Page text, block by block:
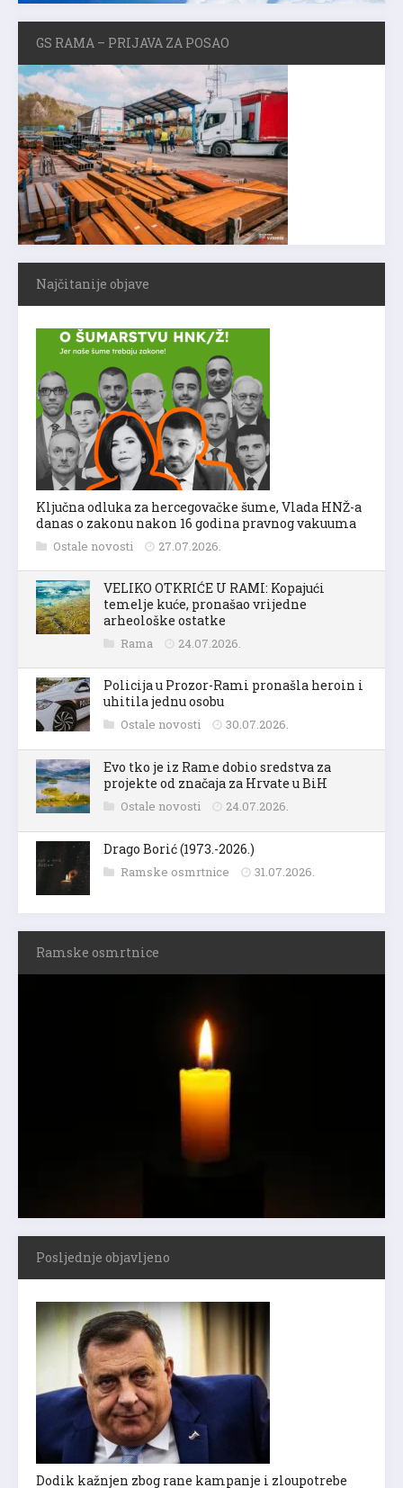
GS RAMA – PRIJAVA ZA POSAO
Najčitanije objave
Ključna odluka za hercegovačke šume, Vlada HNŽ-a
danas o zakonu nakon 16 godina pravnog vakuuma
Ostale novosti 27.07.2026.
VELIKO OTKRIĆE U RAMI: Kopajući
temelje kuće, pronašao vrijedne
arheološke ostatke
Rama 24.07.2026.
Policija u Prozor-Rami pronašla heroin i
uhitila jednu osobu
Ostale novosti 30.07.2026.
Evo tko je iz Rame dobio sredstva za
projekte od značaja za Hrvate u BiH
Ostale novosti 24.07.2026.
Drago Borić (1973.-2026.)
Ramske osmrtnice 31.07.2026.
Ramske osmrtnice
Posljednje objavljeno
Dodik kažnjen zbog rane kampanje i zloupotrebe